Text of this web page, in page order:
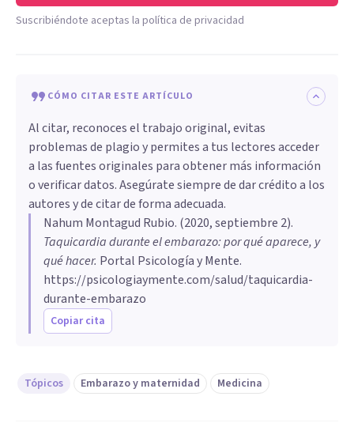
Suscribiéndote aceptas la política de privacidad
CÓMO CITAR ESTE ARTÍCULO
Al citar, reconoces el trabajo original, evitas
problemas de plagio y permites a tus lectores acceder
a las fuentes originales para obtener más información
o verificar datos. Asegúrate siempre de dar crédito a los
autores y de citar de forma adecuada.
Nahum Montagud Rubio. (2020, septiembre 2).
Taquicardia durante el embarazo: por qué aparece, y
qué hacer. Portal Psicología y Mente.
https://psicologiaymente.com/salud/taquicardia-
durante-embarazo
Copiar cita
Tópicos Embarazo y maternidad Medicina